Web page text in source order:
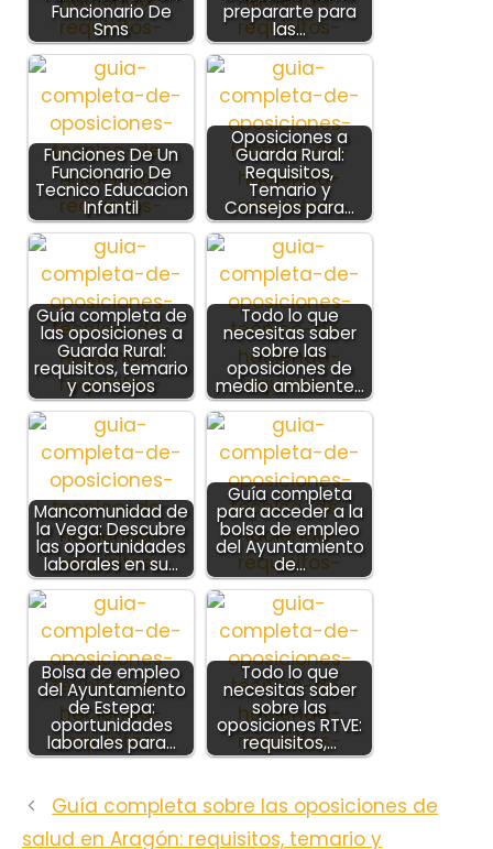
Funcionario De
Sms
prepararte para
las…
Funciones De Un
Funcionario De
Tecnico Educacion
Infantil
Oposiciones a
Guarda Rural:
Requisitos,
Temario y
Consejos para…
Guía completa de
las oposiciones a
Guarda Rural:
requisitos, temario
y consejos
Todo lo que
necesitas saber
sobre las
oposiciones de
medio ambiente…
Mancomunidad de
la Vega: Descubre
las oportunidades
laborales en su…
Guía completa
para acceder a la
bolsa de empleo
del Ayuntamiento
de…
Bolsa de empleo
del Ayuntamiento
de Estepa:
oportunidades
laborales para…
Todo lo que
necesitas saber
sobre las
oposiciones RTVE:
requisitos,…
Guía completa sobre las oposiciones de
salud en Aragón: requisitos, temario y